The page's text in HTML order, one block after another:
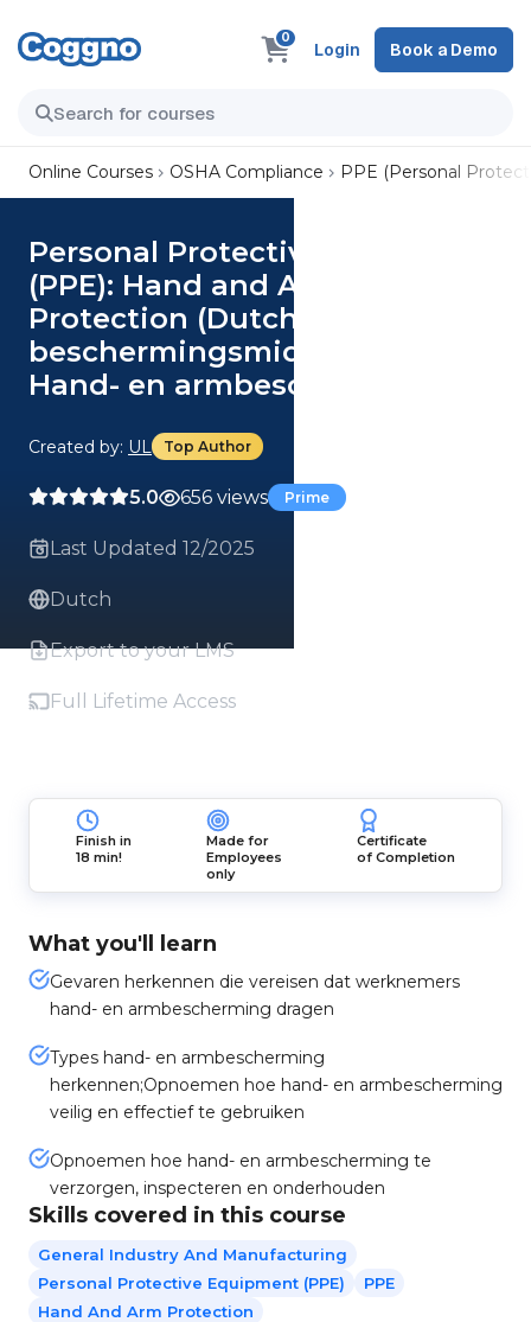
0
Login Book a Demo
Online Courses OSHA Compliance PPE (Personal
Personal Protective Equipment
(PPE): Hand and Arm
Protection (Dutch) Persoonlijke
beschermingsmiddelen (PBM):
Hand- en armbescherming
Created by: UL Top Author
5.0 656 views Prime
Last Updated 12/2025
Dutch
Export to your LMS
Full Lifetime Access
Finish in
18 min!
Made for
Employees
only
Certificate
of Completion
What you'll learn
Gevaren herkennen die vereisen dat werknemers
hand- en armbescherming dragen
Types hand- en armbescherming
herkennen;Opnoemen hoe hand- en armbescherming
veilig en effectief te gebruiken
Opnoemen hoe hand- en armbescherming te
verzorgen, inspecteren en onderhouden
Skills covered in this course
General Industry And Manufacturing
Personal Protective Equipment (PPE)
PPE
Hand And Arm Protection